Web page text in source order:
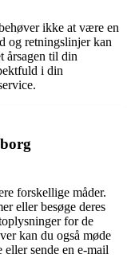
ikke at være en
og retningslinjer kan
årsagen til din
i din
forskellige måder.
eller besøge deres
for de
kan du også møde
sende en e-mail